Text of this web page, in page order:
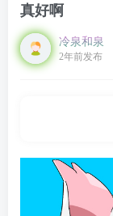
真好啊
冷泉和泉
2年前发布